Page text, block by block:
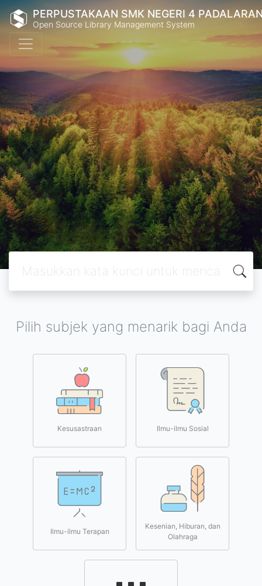
PERPUSTAKAAN SMK NEGERI 4
Open Source Library Management System
Pilih subjek yang menarik bagi Anda
Kesusastraan Ilmu-ilmu Sosial
Ilmu-ilmu Terapan
Kesenian, Hiburan, dan
Olahraga